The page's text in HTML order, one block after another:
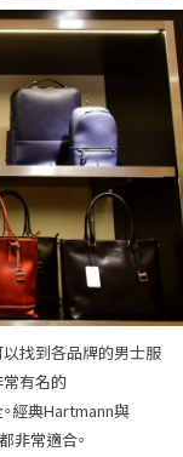
找到各品牌的男士服
常有名的
。經典Hartmann與
非常適合。